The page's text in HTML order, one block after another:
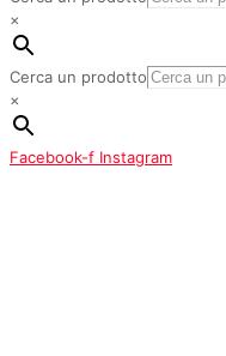
×
Cerca un prodotto
×
Facebook-f Instagram